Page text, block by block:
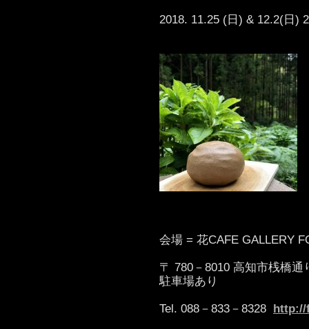
2018. 11.25 (日) & 12.2(日)
会場 = 花CAFE GALLERY
〒 780－8010 高知市桟橋
駐車場あり
Tel. 088－833－8328 http://